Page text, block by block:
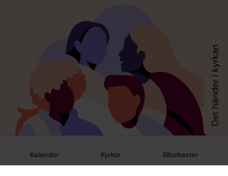
Kalender Kyrkor Bibeltexter